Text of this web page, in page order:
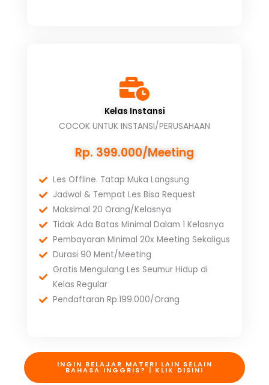
Kelas Instansi
COCOK UNTUK INSTANSI/PERUSAHAAN
Rp. 399.000/Meeting
Les Offline. Tatap Muka Langsung
Jadwal & Tempat Les Bisa Request
Maksimal 20 Orang/Kelasnya
Tidak Ada Batas Minimal Dalam 1 Kelasnya
Pembayaran Minimal 20x Meeting Sekaligus
Durasi 90 Ment/Meeting
Gratis Mengulang Les Seumur Hidup di
Kelas Regular
Pendaftaran Rp.199.000/Orang
INGIN BELAJAR MATERI LAIN SELAIN
BAHASA INGGRIS? | KLIK DISINI